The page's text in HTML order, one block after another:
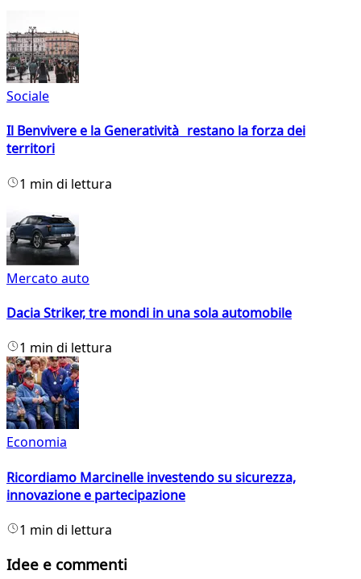
Sociale
Il Benvivere e la Generatività restano la forza dei
territori
1 min di lettura
Mercato auto
Dacia Striker, tre mondi in una sola automobile
1 min di lettura
Economia
Ricordiamo Marcinelle investendo su sicurezza,
innovazione e partecipazione
1 min di lettura
Idee e commenti